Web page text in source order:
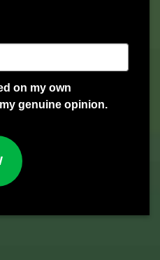
on my own
genuine opinion.